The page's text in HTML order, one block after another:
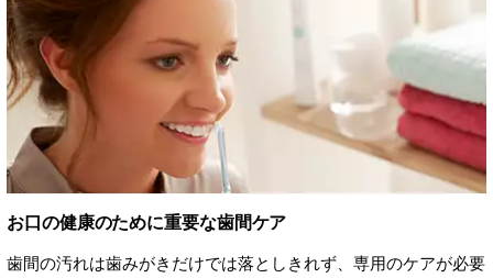
お口の健康のために重要な歯間ケア
歯間の汚れは歯みがきだけでは落としきれず、専用のケアが必要